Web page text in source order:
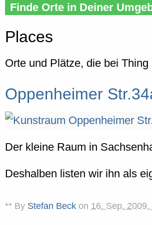
Finde Orte in Deiner
Places
Orte und Plätze, die bei
Oppenheimer
Der kleine Raum in
Deshalben listen wir ihn als
** By Stefan Beck on 16. Sep. 2009,